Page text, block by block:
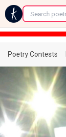
←
Poetry Contests